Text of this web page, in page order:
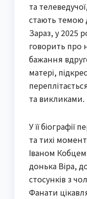
та
стають темою
Зараз, у 2025
говорить про
бажання
матері,
та викликами.
У її біографії
та тихі
Іваном
донька Віра,
стосунків з
Фанати